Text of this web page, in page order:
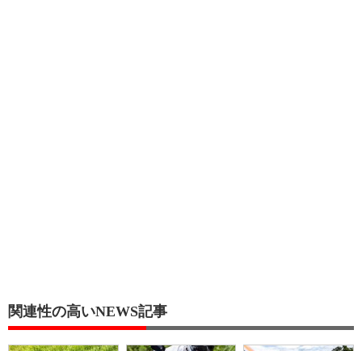
関連性の高いNEWS記事